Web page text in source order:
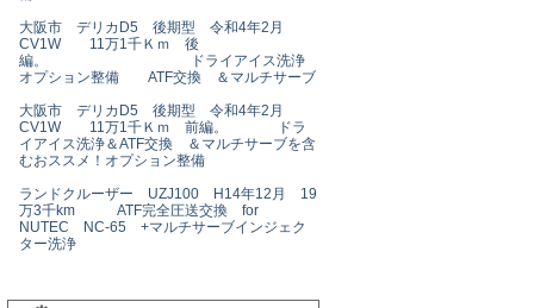
大阪市 デリカD5 後期型 令和4年2月
CV1W 11万1千Ｋｍ 後
編。 ドライアイス洗浄
オプション整備 ATF交換 ＆マルチサーブ
大阪市 デリカD5 後期型 令和4年2月
CV1W 11万1千Ｋｍ 前編。 ドラ
イアイス洗浄＆ATF交換 ＆マルチサーブを含
むおススメ！オプション整備
ランドクルーザー UZJ100 H14年12月 19
万3千km ATF完全圧送交換 for
NUTEC NC-65 +マルチサーブインジェク
ター洗浄